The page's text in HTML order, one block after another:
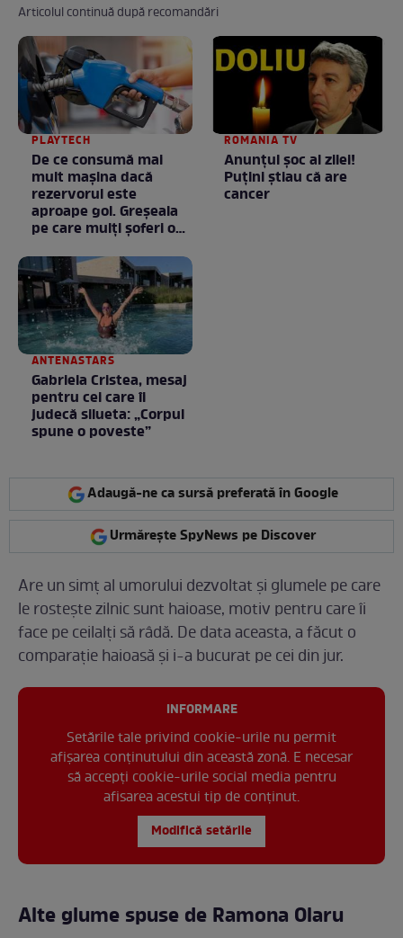
Articolul continuă după recomandări
PLAYTECH
De ce consumă mai
mult mașina dacă
rezervorul este
aproape gol. Greșeala
pe care mulți șoferi o
ROMANIA TV
Anunţul şoc al zilei!
Puţini ştiau că are
cancer
ANTENASTARS
Gabriela Cristea, mesaj
pentru cei care îi
judecă silueta: „Corpul
spune o poveste”
Adaugă-ne ca sursă preferată în Google
Urmărește SpyNews pe Discover
Are un simț al umorului dezvoltat și glumele pe care
le rostește zilnic sunt haioase, motiv pentru care îi
face pe ceilalți să râdă. De data aceasta, a făcut o
comparație haioasă și i-a bucurat pe cei din jur.
INFORMARE
Setările tale privind cookie-urile nu permit
afișarea conținutului din această zonă. E necesar
să accepți cookie-urile social media pentru
afisarea acestui tip de conținut.
Modifică setările
Alte glume spuse de Ramona Olaru